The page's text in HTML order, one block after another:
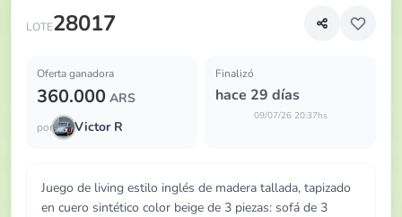
LOTE28017
Juego de living estilo inglés de madera tallada, tapizado
Oferta ganadora
360.000 ARS
por Victor R
Finalizó
hace 29 días
09/07/26 20:37hs
Juego de living estilo inglés de madera tallada, tapizado
en cuero sintético color beige de 3 piezas: sofá de 3